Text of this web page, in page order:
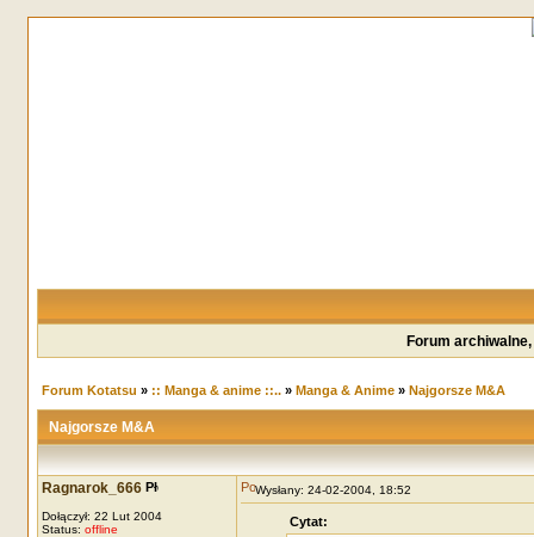
Forum
Forum Kotatsu » :: Manga & anime ::..» Manga & Anime» Najgorsze M&A
Najgorsze M&A
Ragnarok_666
Dołączył: 22 Lut 2004
Status: offline
Wysłany: 24-02-2004, 18:52
Cytat: